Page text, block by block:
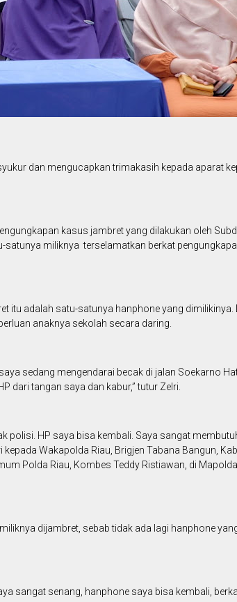
dan mengucapkan trimakasih kepada aparat
kasus jambret yang dilakukan oleh Subdit
satunya miliknya terselamatkan berkat
itu adalah satu-satunya hanphone yang dimilikinya.
anaknya sekolah secara daring.
sedang mengendarai becak di jalan Soekarno
dari tangan saya dan kabur,” tutur Zelri.
polisi. HP saya bisa kembali. Saya sangat
Wakapolda Riau, Brigjen Tabana Bangun,
Polda Riau, Kombes Teddy Ristiawan, di
dijambret, sebab tidak ada lagi hanphone
sangat senang, hanphone saya bisa kembali,